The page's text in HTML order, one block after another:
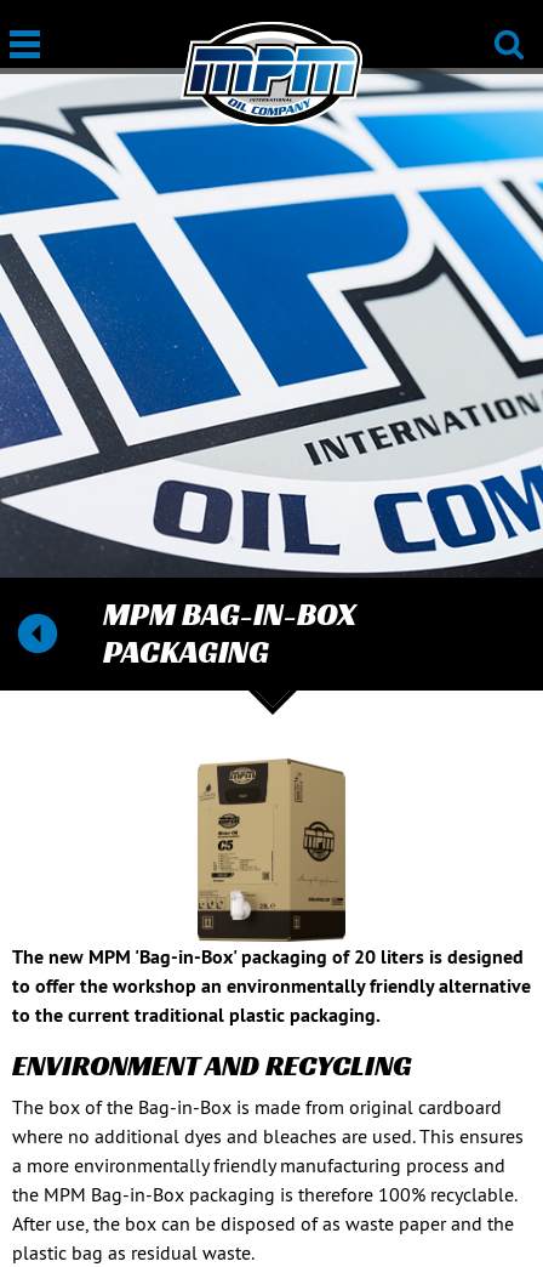
MPM BAG-IN-BOX
PACKAGING
The new MPM 'Bag-in-Box' packaging of 20 liters is designed
to offer the workshop an environmentally friendly alternative
to the current traditional plastic packaging.
ENVIRONMENT AND RECYCLING
The box of the Bag-in-Box is made from original cardboard
where no additional dyes and bleaches are used. This ensures
a more environmentally friendly manufacturing process and
the MPM Bag-in-Box packaging is therefore 100% recyclable.
After use, the box can be disposed of as waste paper and the
plastic bag as residual waste.